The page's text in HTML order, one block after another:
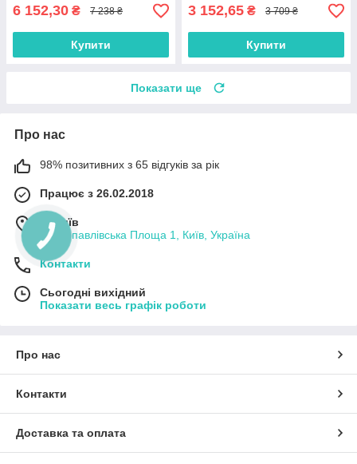
6 152,30 ₴ 7 238 ₴
Купити
3 152,65 ₴ 3 709 ₴
Купити
Показати ще
Про нас
98% позитивних з 65 відгуків за рік
Працює з 26.02.2018
м. Київ
Петропавлівська Площа 1, Київ, Україна
Контакти
Сьогодні вихідний
Показати весь графік роботи
Про нас
Контакти
Доставка та оплата